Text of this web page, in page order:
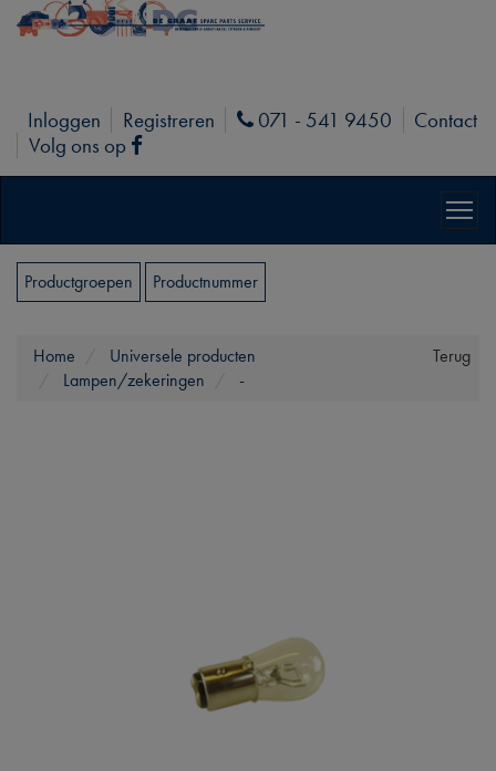
Inloggen Registreren Phone
071 - 541 9450
Contact
Volg ons op
Facebook
Productgroepen Productnummer
Terug
Home
Universele producten
Lampen/zekeringen
-